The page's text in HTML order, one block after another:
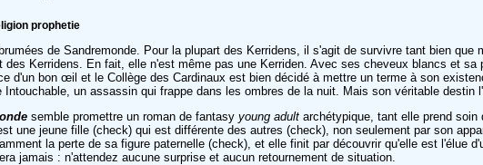
prophetie
de Sandremonde. Pour la plupart des Kerridens, il s'agit de survivre tant bien
Kerridens. En fait, elle n'est même pas une Kerriden. Avec ses cheveux blancs et
d'un bon œil et le Collège des Cardinaux est bien décidé à mettre un terme à son
un assassin qui frappe dans les ombres de la nuit. Mais son véritable destin
semble promettre un roman de fantasy young adult archétypique, tant elle prend
une jeune fille (check) qui est différente des autres (check), non seulement par son
la perte de sa figure paternelle (check), et elle finit par découvrir qu'elle est l'élue
jamais : n'attendez aucune surprise et aucun retournement de situation.